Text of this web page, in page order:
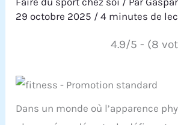
29 octobre 2025 /4 minutes de
4.9/5 - (8
Dans un monde où l’apparence